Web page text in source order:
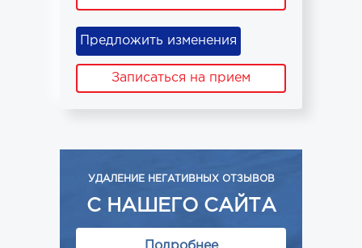
Предложить изменения
Записаться на прием
УДАЛЕНИЕ НЕГАТИВНЫХ ОТЗЫВОВ
С НАШЕГО САЙТА
Подробнее